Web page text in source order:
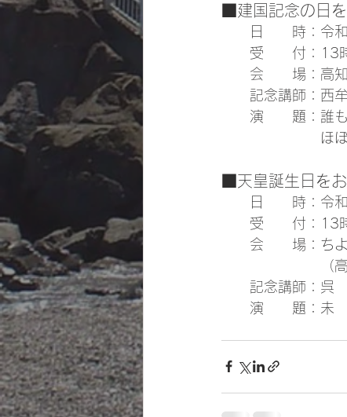
■建国記念の日
日　　時：令和
受　　付：13
会　　場：高知
記念講師：西牟
演　　題：誰も
ほぼ全部行っ
■天皇誕生日を
日　　時：令和
受　　付：13
会　　場：ちよ
（高知市知
記念講師：呉　
演　　題：未